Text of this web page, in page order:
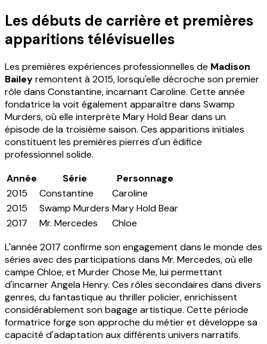
Les débuts de carrière et premières
apparitions télévisuelles
Les premières expériences professionnelles de Madison
Baileyremontent à 2015, lorsqu'elle décroche son premier
rôle dans Constantine, incarnant Caroline. Cette année
fondatrice la voit également apparaître dans Swamp
Murders, où elle interprète Mary Hold Bear dans un
épisode de la troisième saison. Ces apparitions initiales
constituent les premières pierres d'un édifice
professionnel solide.
Année
Série
Personnage
2015
Constantine
Caroline
2015
Swamp Murders Mary Hold Bear
2017
Mr. Mercedes
Chloe
L'année 2017 confirme son engagement dans le monde des
séries avec des participations dans Mr. Mercedes, où elle
campe Chloe, et Murder Chose Me, lui permettant
d'incarner Angela Henry. Ces rôles secondaires dans divers
genres, du fantastique au thriller policier, enrichissent
considérablement son bagage artistique. Cette période
formatrice forge son approche du métier et développe sa
capacité d'adaptation aux différents univers narratifs.